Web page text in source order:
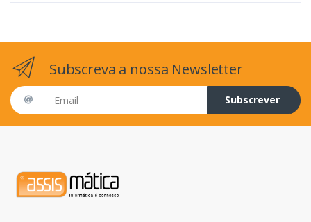
Subscreva a nossa Newsletter
Email address
Subscrever